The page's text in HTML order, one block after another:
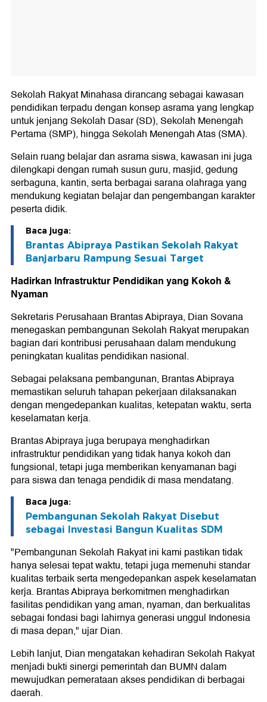
Sekolah Rakyat Minahasa dirancang sebagai kawasan
pendidikan terpadu dengan konsep asrama yang lengkap
untuk jenjang Sekolah Dasar (SD), Sekolah Menengah
Pertama (SMP), hingga Sekolah Menengah Atas (SMA).
Selain ruang belajar dan asrama siswa, kawasan ini juga
dilengkapi dengan rumah susun guru, masjid, gedung
serbaguna, kantin, serta berbagai sarana olahraga yang
mendukung kegiatan belajar dan pengembangan karakter
peserta didik.
Baca juga:
Brantas Abipraya Pastikan Sekolah Rakyat
Banjarbaru Rampung Sesuai Target
Hadirkan Infrastruktur Pendidikan yang Kokoh &
Nyaman
Sekretaris Perusahaan Brantas Abipraya, Dian Sovana
menegaskan pembangunan Sekolah Rakyat merupakan
bagian dari kontribusi perusahaan dalam mendukung
peningkatan kualitas pendidikan nasional.
Sebagai pelaksana pembangunan, Brantas Abipraya
memastikan seluruh tahapan pekerjaan dilaksanakan
dengan mengedepankan kualitas, ketepatan waktu, serta
keselamatan kerja.
Brantas Abipraya juga berupaya menghadirkan
infrastruktur pendidikan yang tidak hanya kokoh dan
fungsional, tetapi juga memberikan kenyamanan bagi
para siswa dan tenaga pendidik di masa mendatang.
Baca juga:
Pembangunan Sekolah Rakyat Disebut
sebagai Investasi Bangun Kualitas SDM
"Pembangunan Sekolah Rakyat ini kami pastikan tidak
hanya selesai tepat waktu, tetapi juga memenuhi standar
kualitas terbaik serta mengedepankan aspek keselamatan
kerja. Brantas Abipraya berkomitmen menghadirkan
fasilitas pendidikan yang aman, nyaman, dan berkualitas
sebagai fondasi bagi lahirnya generasi unggul Indonesia
di masa depan," ujar Dian.
Lebih lanjut, Dian mengatakan kehadiran Sekolah Rakyat
menjadi bukti sinergi pemerintah dan BUMN dalam
mewujudkan pemerataan akses pendidikan di berbagai
daerah.